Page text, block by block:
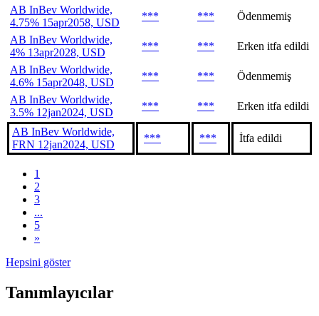
AB InBev Worldwide,
4.75% 15apr2058, USD
*** ***
Ödenmemiş
AB InBev Worldwide,
4% 13apr2028, USD
*** ***
Erken itfa edildi
AB InBev Worldwide,
4.6% 15apr2048, USD
*** ***
Ödenmemiş
AB InBev Worldwide,
3.5% 12jan2024, USD
*** *** Erken itfa edildi
AB InBev Worldwide,
FRN 12jan2024, USD
*** *** İtfa edildi
1
2
3
...
5
»
Hepsini göster
Tanımlayıcılar